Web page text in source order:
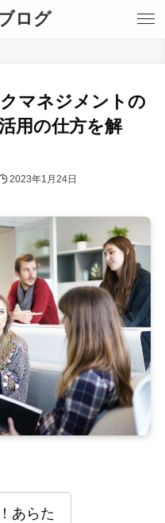
ログ
マネジメントの
用の仕方を解
2023年1月24日
あらた